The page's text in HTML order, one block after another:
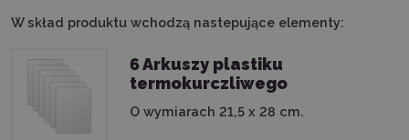
W skład produktu wchodzą nastepujące elementy:
6 Arkuszy plastiku
termokurczliwego
O wymiarach 21,5 x 28 cm.